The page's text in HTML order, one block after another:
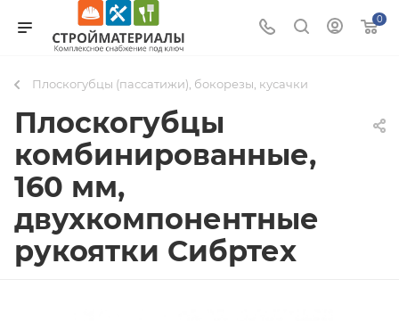
0
Плоскогубцы (пассатижи), бокорезы, кусачки
Плоскогубцы
комбинированные,
160 мм,
двухкомпонентные
рукоятки Сибртех